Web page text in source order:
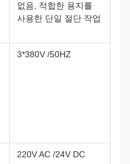
없음, 적합한 용지를
사용한 단일 절단 작업
3*380V /50HZ
220V AC /24V DC